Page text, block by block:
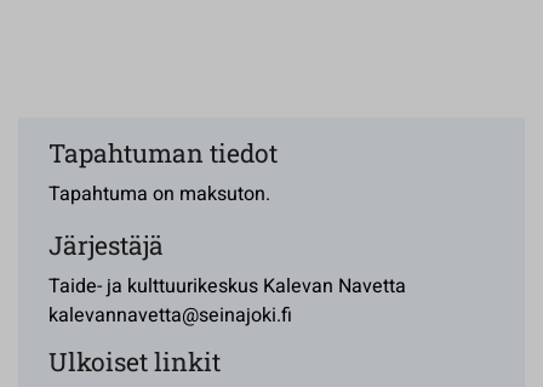
Tapahtuman tiedot
Tapahtuma on maksuton.
Järjestäjä
Taide- ja kulttuurikeskus Kalevan Navetta
kalevannavetta@seinajoki.fi
Ulkoiset linkit